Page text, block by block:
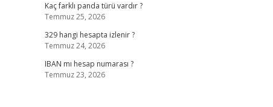
Kaç farklı panda türü vardır ?
Temmuz 25, 2026
329 hangi hesapta izlenir ?
Temmuz 24, 2026
IBAN mı hesap numarası ?
Temmuz 23, 2026